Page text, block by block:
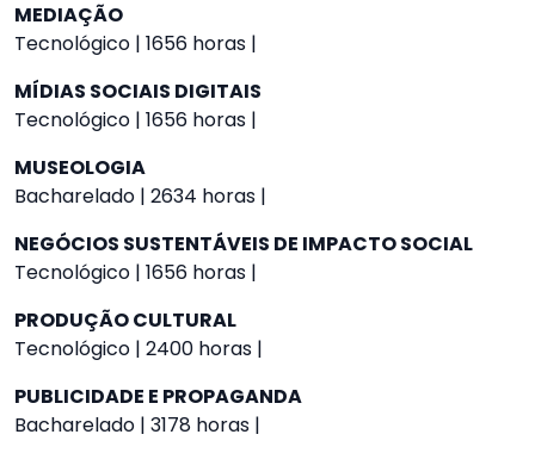
MEDIAÇÃO
Tecnológico | 1656 horas |
MÍDIAS SOCIAIS DIGITAIS
Tecnológico | 1656 horas |
MUSEOLOGIA
Bacharelado | 2634 horas |
NEGÓCIOS SUSTENTÁVEIS DE IMPACTO SOCIAL
Tecnológico | 1656 horas |
PRODUÇÃO CULTURAL
Tecnológico | 2400 horas |
PUBLICIDADE E PROPAGANDA
Bacharelado | 3178 horas |